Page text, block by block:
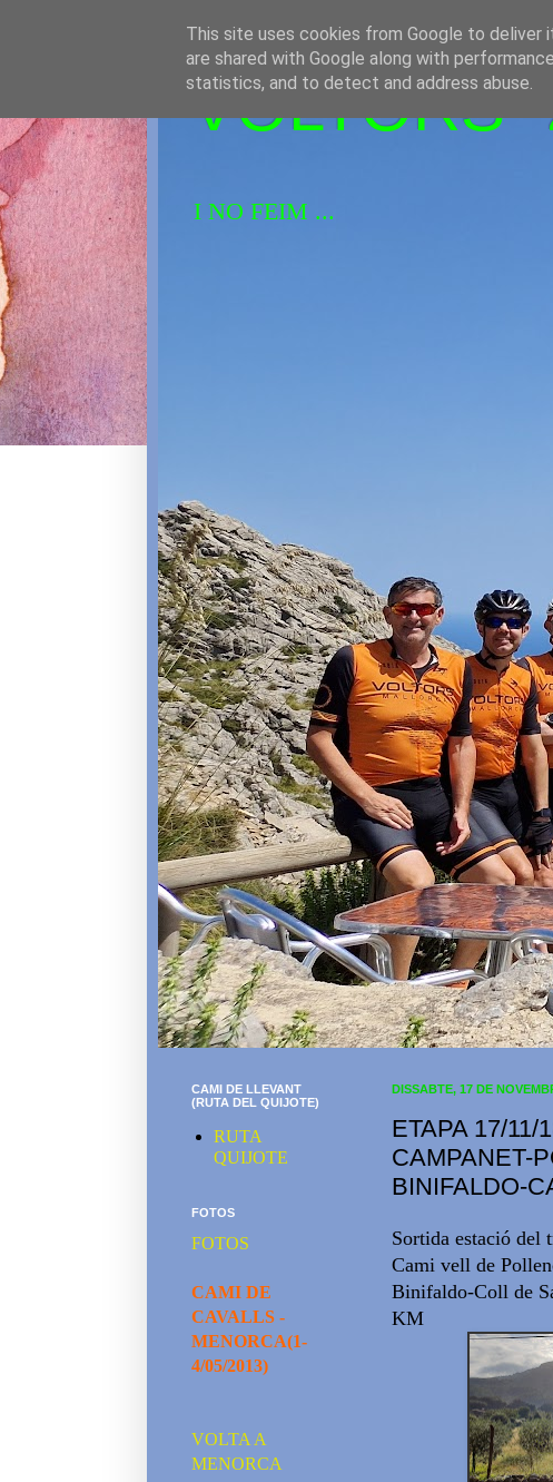
VOLTORS
I NO FEIM ...
DISSABTE, 17 DE
ETAPA 17/11/
CAMPANET-
BINIFALDO-
Sortida estació
Cami vell de
Binifaldo-Coll de
KM
CAMI DE LLEVANT
(RUTA DEL QUIJOTE)
RUTA
QUIJOTE
FOTOS
FOTOS
CAMI DE
CAVALLS -
MENORCA(1-
4/05/2013)
VOLTA A
MENORCA
This site uses cookies from Google to deliver
are shared with Google along with
statistics, and to detect and address abuse.